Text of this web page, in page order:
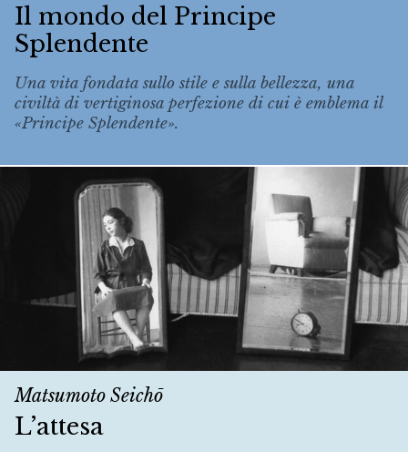
Il mondo del Principe
Splendente
Una vita fondata sullo stile e sulla bellezza, una
civiltà di vertiginosa perfezione di cui è emblema il
«Principe Splendente».
Matsumoto Seichō
L’attesa